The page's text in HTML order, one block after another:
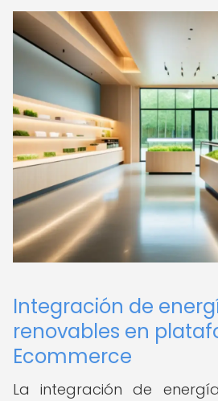
Integración de
renovables en
Ecommerce
La integración de